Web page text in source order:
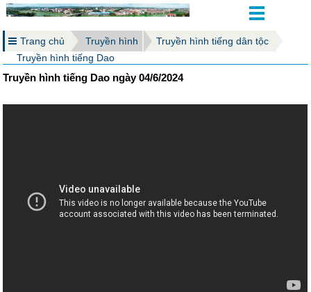
Trang chủ Truyền hình
Truyền hình tiếng dân tộc
Truyền hình tiếng Dao
Truyền hình tiếng Dao ngày 04/6/2024